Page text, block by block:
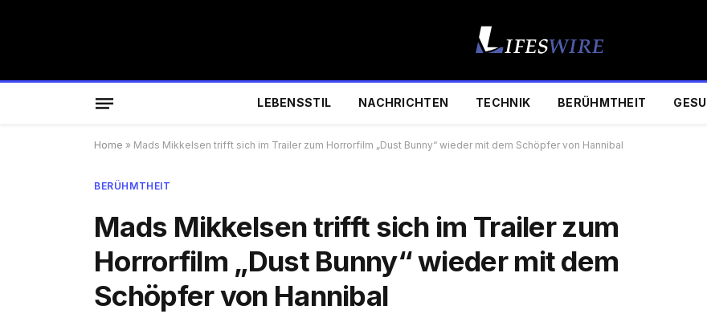
LEBENSSTIL NACHRICHTEN TECHNIK BERÜHMTHEIT
Home » Mads Mikkelsen trifft sich im Trailer zum Horrorfilm „Dust Bunny“ wieder mit dem Schöpfer von Hannibal
BERÜHMTHEIT
Mads Mikkelsen trifft sich im Trailer zum
Horrorfilm „Dust Bunny“ wieder mit dem
Schöpfer von Hannibal